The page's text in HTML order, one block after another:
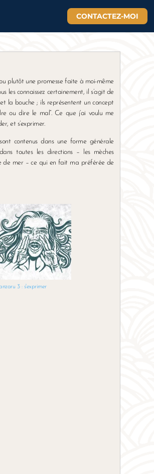
CONTACTEZ-MOI
plutôt une promesse faite à moi-même
les connaissez certainement, il s’agit de
la bouche ; ils représentent un concept
ou dire le mal”. Ce que j’ai voulu me
et s’exprimer.
contenus dans une forme générale
toutes les directions – les mèches
de mer – ce qui en fait ma préférée de
3 : s'exprimer